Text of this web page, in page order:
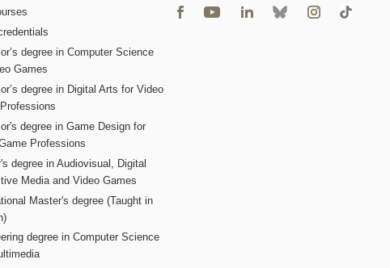
degree in Computer Science
Games
degree in Digital Arts for Video
degree in Game Design for
Professions
degree in Audiovisual, Digital
Media and Video Games
Master's degree (Taught in
degree in Computer Science